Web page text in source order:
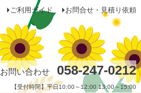
ご利用ガイド お問合せ・見積り依頼
お問い合わせ 058-247-0212
【受付時間】平日10:00～12:00 13:00～15:00